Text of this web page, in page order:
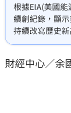
根據EIA(美國
續創紀錄，顯
持續改寫歷史
電力饑渴外，
財經中心／余